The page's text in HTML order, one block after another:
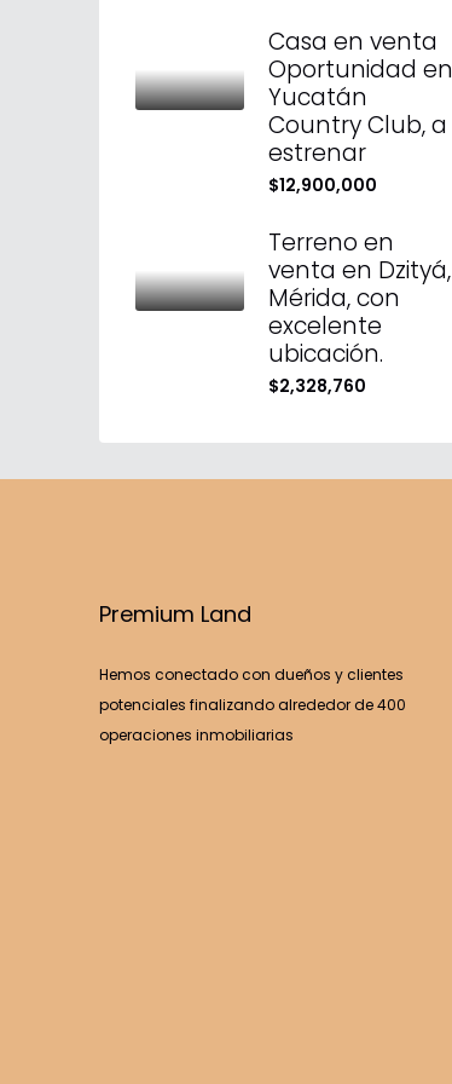
Casa en venta
Oportunidad en
Yucatán
Country Club, a
estrenar
$12,900,000
Terreno en
venta en Dzityá,
Mérida, con
excelente
ubicación.
$2,328,760
Premium Land
Hemos conectado con dueños y clientes
potenciales finalizando alrededor de 400
operaciones inmobiliarias